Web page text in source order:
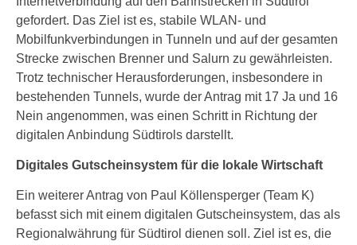
gefordert. Das Ziel ist es, stabile WLAN- und
Mobilfunkverbindungen in Tunneln und auf der gesamten
Strecke zwischen Brenner und Salurn zu gewährleisten.
Trotz technischer Herausforderungen, insbesondere in
bestehenden Tunnels, wurde der Antrag mit 17 Ja und 16
Nein angenommen, was einen Schritt in Richtung der
digitalen Anbindung Südtirols darstellt.
Digitales Gutscheinsystem für die lokale Wirtschaft
Ein weiterer Antrag von Paul Köllensperger (Team K)
befasst sich mit einem digitalen Gutscheinsystem, das als
Regionalwährung für Südtirol dienen soll. Ziel ist es, die